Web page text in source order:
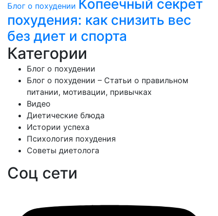
Блог о похудении Копеечный секрет
похудения: как снизить вес
без диет и спорта
Категории
Блог о похудении
Блог о похудении – Статьи о правильном
питании, мотивации, привычках
Видео
Диетические блюда
Истории успеха
Психология похудения
Советы диетолога
Соц сети